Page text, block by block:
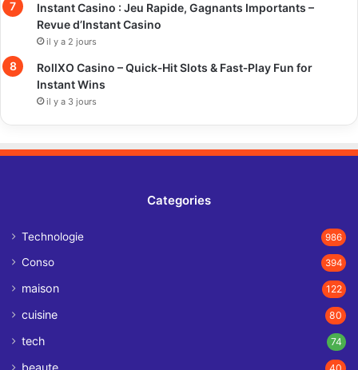
Instant Casino : Jeu Rapide, Gagnants Importants –
Revue d’Instant Casino
il y a 2 jours
RollXO Casino – Quick‑Hit Slots & Fast‑Play Fun for
Instant Wins
il y a 3 jours
Categories
Technologie 986
Conso 394
maison 122
cuisine 80
tech 74